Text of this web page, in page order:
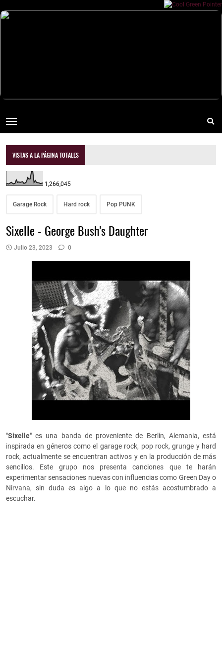
VISTAS A LA PÁGINA TOTALES
1,266,045
Garage Rock Hard rock Pop PUNK
Sixelle - George Bush's Daughter
Julio 23, 2023 0
"Sixelle" es una banda de proveniente de Berlín, Alemania, está
inspirada en géneros como el garage rock, pop rock, grunge y hard
rock, actualmente se encuentran activos y en la producción de más
sencillos. Este grupo nos presenta canciones que te harán
experimentar sensaciones nuevas con influencias como Green Day o
Nirvana, sin duda es algo a lo que no estás acostumbrado a
escuchar.